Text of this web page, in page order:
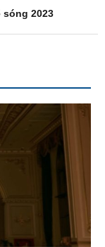
2023